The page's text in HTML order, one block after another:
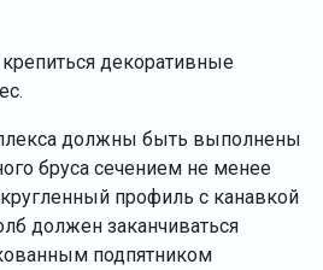
декоративные
должны быть выполнены
бруса сечением не менее
профиль с канавкой
должен заканчиваться
подпятником